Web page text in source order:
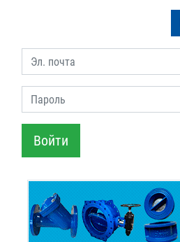
Эл. почта
Пароль
Войти